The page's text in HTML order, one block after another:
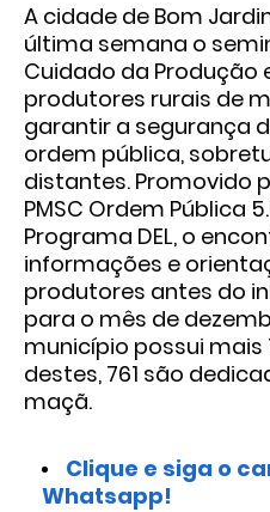
A cidade de Bom
última semana o
Cuidado da Produção
produtores rurais de
garantir a segurança
ordem pública,
distantes. Promovido
PMSC Ordem Pública
Programa DEL, o
informações e
produtores antes do
para o mês de
município possui mais
destes, 761 são
maçã.
Clique e siga o
Whatsapp!